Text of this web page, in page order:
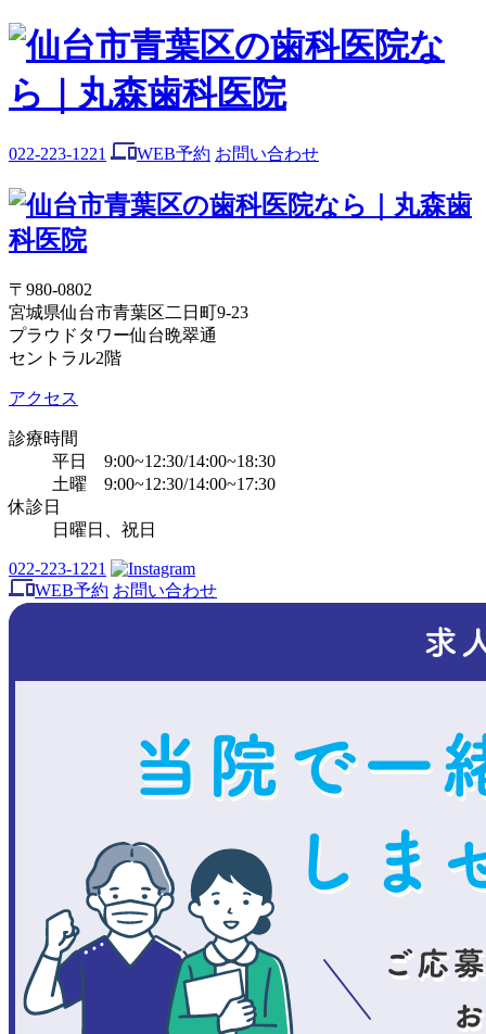
022-223-1221 WEB予約 お問い合わせ
〒980-0802
宮城県仙台市青葉区二日町9-23
プラウドタワー仙台晩翠通
セントラル2階
アクセス
診療時間
平日 9:00~12:30/14:00~18:30
土曜 9:00~12:30/14:00~17:30
休診日
日曜日、祝日
022-223-1221
WEB予約 お問い合わせ